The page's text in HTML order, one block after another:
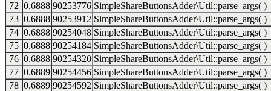
72 0.6888 90253776 SimpleShareButtonsAdder\Util::parse_args( )
73 0.6888 90253912 SimpleShareButtonsAdder\Util::parse_args( )
74 0.6888 90254048 SimpleShareButtonsAdder\Util::parse_args( )
75 0.6888 90254184 SimpleShareButtonsAdder\Util::parse_args( )
76 0.6888 90254320 SimpleShareButtonsAdder\Util::parse_args( )
77 0.6889 90254456 SimpleShareButtonsAdder\Util::parse_args( )
78 0.6889 90254592 SimpleShareButtonsAdder\Util::parse_args( )